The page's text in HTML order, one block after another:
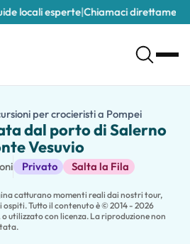
locali esperte|Chiamaci direttamente al
dal-porto-di-salerno-a-pompei-
di Salerno a Pompei e il Monte
in crociera con un'escursione
privato climatizzato dal
del Monte Vesuvio
bambini possono anche
flessibile e rientro garantito
per crocieristi a Pompei
dal porto di Salerno
Vesuvio
Privato Salta la Fila
catturano momenti reali dai nostri tour,
ospiti. Tutto il contenuto è © 2014 - 2026
o utilizzato con licenza. La riproduzione non